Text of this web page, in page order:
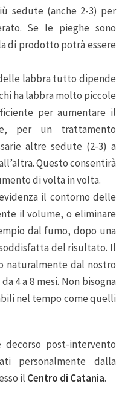
sedute (anche 2-3) per
Se le pieghe sono
di prodotto potrà essere
labbra tutto dipende
ha labbra molto piccole
per aumentare il
per un trattamento
altre sedute (2-3) a
Questo consentirà
di volta in volta.
il contorno delle
il volume, o eliminare
dal fumo, dopo una
del risultato. Il
naturalmente dal nostro
4 a 8 mesi. Non bisogna
nel tempo come quelli
post-intervento
personalmente dalla
il Centro di Catania.